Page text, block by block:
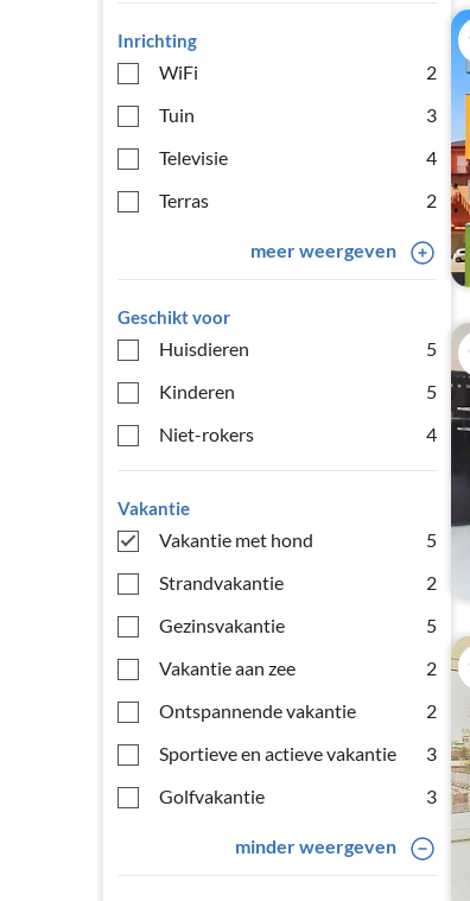
Inrichting
WiFi
2
Tuin
3
Televisie
4
Terras
2
meer weergeven
Geschikt voor
Huisdieren
5
Kinderen
5
Niet-rokers
4
Vakantie
Vakantie met hond
5
Strandvakantie
2
Gezinsvakantie
5
Vakantie aan zee
2
Ontspannende vakantie
2
Sportieve en actieve vakantie
3
Golfvakantie
3
minder weergeven